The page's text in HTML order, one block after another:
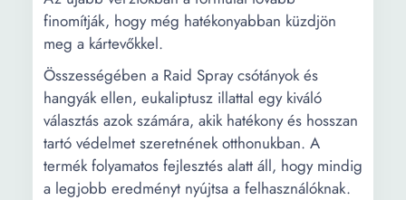
finomítják, hogy még hatékonyabban küzdjön
meg a kártevőkkel.
Összességében a Raid Spray csótányok és
hangyák ellen, eukaliptusz illattal egy kiváló
választás azok számára, akik hatékony és hosszan
tartó védelmet szeretnének otthonukban. A
termék folyamatos fejlesztés alatt áll, hogy mindig
a legjobb eredményt nyújtsa a felhasználóknak.